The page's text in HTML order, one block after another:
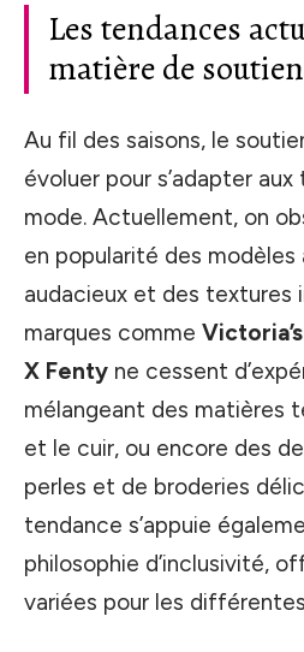
Les tendances
matière de
Au fil des saisons, le
évoluer pour s’adapter
mode. Actuellement, on
en popularité des
audacieux et des textures
marques comme
X Fenty ne cessent
mélangeant des matières
et le cuir, ou encore des
perles et de broderies
tendance s’appuie
philosophie d’inclusivité,
variées pour les